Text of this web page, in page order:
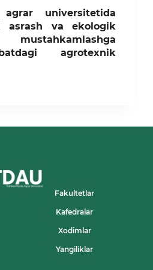
universitetida
asrash va ekologik
agrotexnik
Fakultetlar
Kafedralar
Xodimlar
Yangiliklar